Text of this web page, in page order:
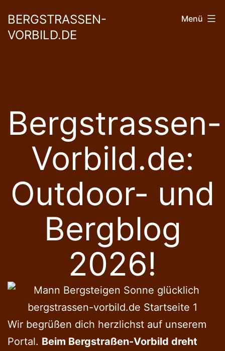
Inhalt
springen
BERGSTRASSEN-
VORBILD.DE
Menü
Bergstrassen-
Vorbild.de:
Outdoor- und
Bergblog
2026!
Wir begrüßen dich herzlichst auf unserem
Portal. Beim Bergstraßen-Vorbild dreht